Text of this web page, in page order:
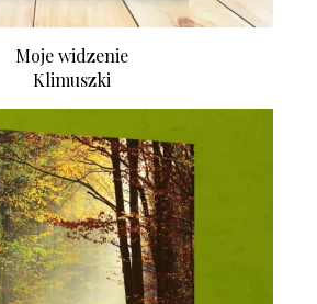
Moje widzenie
Klimuszki